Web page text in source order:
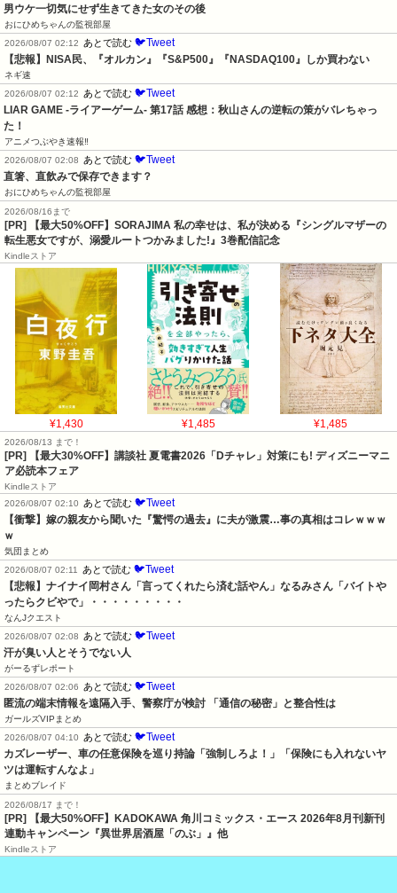
男ウケ一切気にせず生きてきた女のその後
おにひめちゃんの監視部屋
2026/08/07 02:12
あとで読む 🐦Tweet
【悲報】NISA民、『オルカン』『S&P500』『NASDAQ100』しか買わない
ネギ速
2026/08/07 02:12
あとで読む 🐦Tweet
LIAR GAME -ライアーゲーム- 第17話 感想：秋山さんの逆転の策がバレちゃっ
た！
アニメつぶやき速報‼︎
2026/08/07 02:08
あとで読む 🐦Tweet
直箸、直飲みで保存できます？
おにひめちゃんの監視部屋
2026/08/16まで
[PR] 【最大50%OFF】SORAJIMA 私の幸せは、私が決める『シングルマザーの
転生悪女ですが、溺愛ルートつかみました!』3巻配信記念
Kindleストア
¥1,430 ¥1,485 ¥1,485
2026/08/13 まで！
[PR] 【最大30%OFF】講談社 夏電書2026「Dチャレ」対策にも! ディズニーマニ
ア必読本フェア
Kindleストア
2026/08/07 02:10
あとで読む 🐦Tweet
【衝撃】嫁の親友から聞いた『驚愕の過去』に夫が激震…事の真相はコレｗｗｗ
ｗ
気団まとめ
2026/08/07 02:11
あとで読む 🐦Tweet
【悲報】ナイナイ岡村さん「言ってくれたら済む話やん」なるみさん「バイトや
ったらクビやで」・・・・・・・・・
なんJクエスト
2026/08/07 02:08
あとで読む 🐦Tweet
汗が臭い人とそうでない人
がーるずレポート
2026/08/07 02:06
あとで読む 🐦Tweet
匿流の端末情報を遠隔入手、警察庁が検討 「通信の秘密」と整合性は
ガールズVIPまとめ
2026/08/07 04:10
あとで読む 🐦Tweet
カズレーザー、車の任意保険を巡り持論「強制しろよ！」「保険にも入れないヤ
ツは運転すんなよ」
まとめブレイド
2026/08/17 まで！
[PR] 【最大50%OFF】KADOKAWA 角川コミックス・エース 2026年8月刊新刊
連動キャンペーン『異世界居酒屋「のぶ」』他
Kindleストア